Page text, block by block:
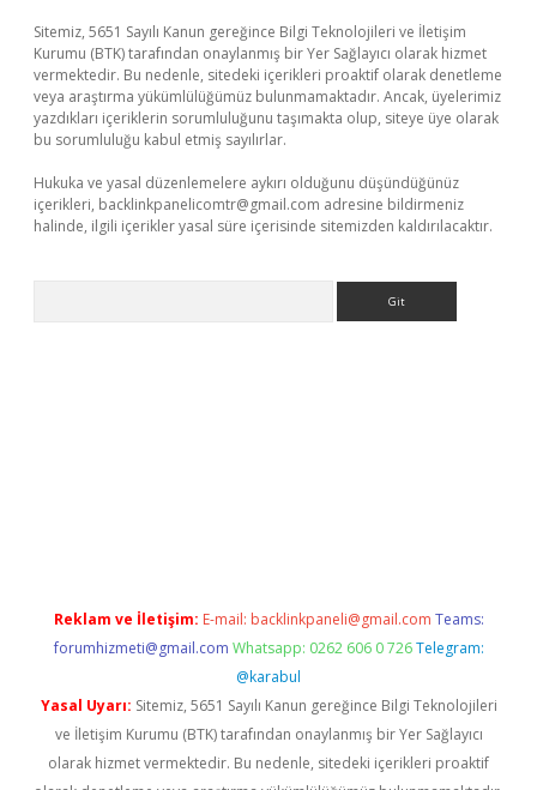
Sitemiz, 5651 Sayılı Kanun gereğince Bilgi Teknolojileri ve İletişim
Kurumu (BTK) tarafından onaylanmış bir Yer Sağlayıcı olarak hizmet
vermektedir. Bu nedenle, sitedeki içerikleri proaktif olarak denetleme
veya araştırma yükümlülüğümüz bulunmamaktadır. Ancak, üyelerimiz
yazdıkları içeriklerin sorumluluğunu taşımakta olup, siteye üye olarak
bu sorumluluğu kabul etmiş sayılırlar.
Hukuka ve yasal düzenlemelere aykırı olduğunu düşündüğünüz
içerikleri, backlinkpanelicomtr@gmail.com adresine bildirmeniz
halinde, ilgili içerikler yasal süre içerisinde sitemizden kaldırılacaktır.
Reklam ve İletişim: E-mail: backlinkpaneli@gmail.com Teams:
forumhizmeti@gmail.com Whatsapp: 0262 606 0 726 Telegram:
@karabul
Yasal Uyarı: Sitemiz, 5651 Sayılı Kanun gereğince Bilgi Teknolojileri
ve İletişim Kurumu (BTK) tarafından onaylanmış bir Yer Sağlayıcı
olarak hizmet vermektedir. Bu nedenle, sitedeki içerikleri proaktif